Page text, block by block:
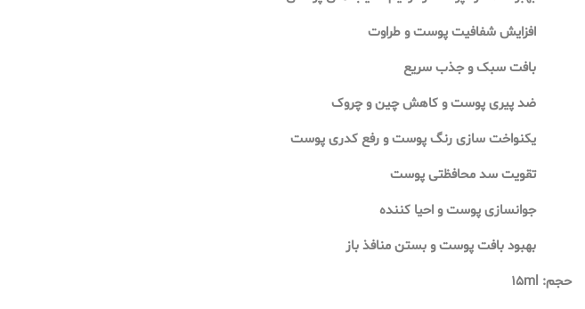
افزایش شفافیت پوست و طراوت
بافت سبک و جذب سریع
ضد پیری پوست و کاهش چین و چروک
یکنواخت سازی رنگ پوست و رفع کدری پوست
تقویت سد محافظتی پوست
جوانسازی پوست و احیا کننده
بهبود بافت پوست و بستن منافذ باز
حجم: ۱۵ml